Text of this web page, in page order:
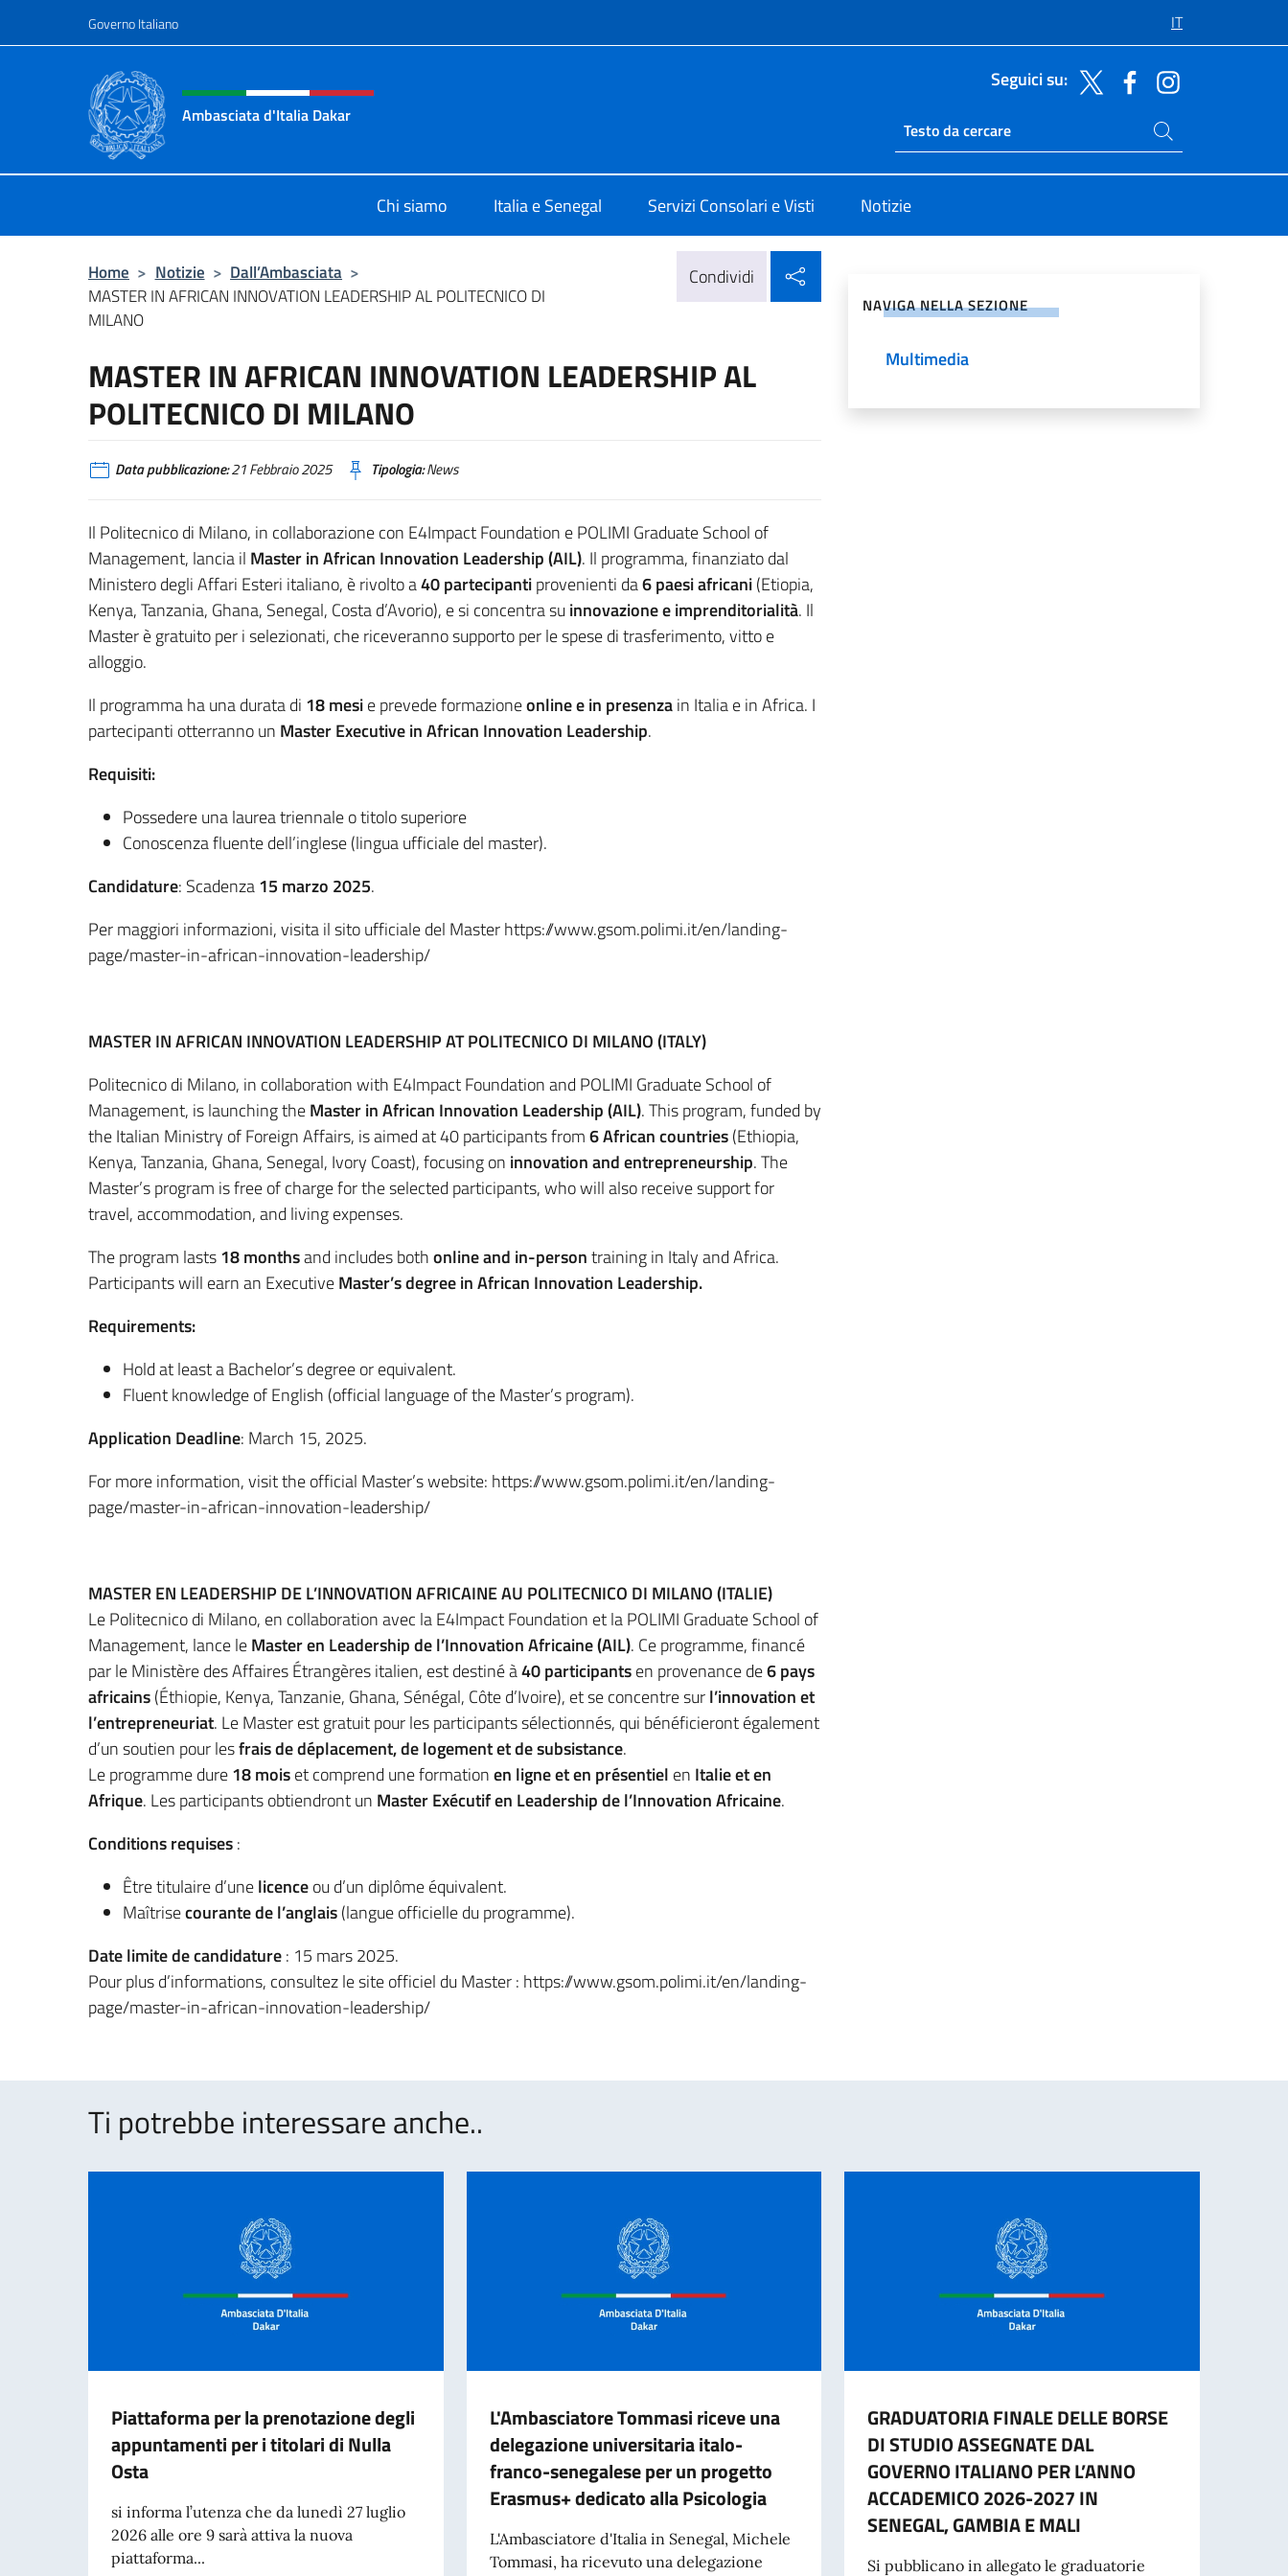
Governo Italiano IT
Intestazione sito, social e menù
Ambasciata d'Italia Dakar
Seguici su:
Ricerca sito live
Cerca nel sito
Chi siamo Italia e Senegal Servizi Consolari e Visti Notizie
Home > Notizie > Dall’Ambasciata >
MASTER IN AFRICAN INNOVATION LEADERSHIP AL POLITECNICO DI
MILANO
Condividi
MASTER IN AFRICAN INNOVATION LEADERSHIP AL
POLITECNICO DI MILANO
Data pubblicazione:21 Febbraio 2025 Tipologia:News
Il Politecnico di Milano, in collaborazione con E4Impact Foundation e POLIMI Graduate School of
Management, lancia il Master in African Innovation Leadership (AIL). Il programma, finanziato dal
Ministero degli Affari Esteri italiano, è rivolto a40 partecipantiprovenienti da6 paesi africani(Etiopia,
Kenya, Tanzania, Ghana, Senegal, Costa d’Avorio), e si concentra su innovazione e imprenditorialità. Il
Master è gratuito per i selezionati, che riceveranno supporto per le spese di trasferimento, vitto e
alloggio.
Il programma ha una durata di 18 mesie prevede formazioneonline e in presenzain Italia e in Africa. I
partecipanti otterranno un Master Executive in African Innovation Leadership.
Requisiti:
Possedere una laurea triennale o titolo superiore
Conoscenza fluente dell’inglese (lingua ufficiale del master).
Candidature: Scadenza15 marzo 2025.
Per maggiori informazioni, visita il sito ufficiale del Master https://www.gsom.polimi.it/en/landing-
page/master-in-african-innovation-leadership/
MASTER IN AFRICAN INNOVATION LEADERSHIP AT POLITECNICO DI MILANO (ITALY)
Politecnico di Milano, in collaboration with E4Impact Foundation and POLIMI Graduate School of
Management, is launching theMaster in African Innovation Leadership (AIL). This program, funded by
the Italian Ministry of Foreign Affairs, is aimed at 40 participants from6 African countries(Ethiopia,
Kenya, Tanzania, Ghana, Senegal, Ivory Coast), focusing on innovation and entrepreneurship. The
Master’s program is free of charge for the selected participants, who will also receive support for
travel, accommodation, and living expenses.
The program lasts18 monthsand includes bothonline and in-persontraining in Italy and Africa.
Participants will earn an ExecutiveMaster’s degree in African Innovation Leadership.
Requirements:
Hold at least a Bachelor’s degree or equivalent.
Fluent knowledge of English (official language of the Master’s program).
Application Deadline: March 15, 2025.
For more information, visit the official Master’s website: https://www.gsom.polimi.it/en/landing-
page/master-in-african-innovation-leadership/
MASTER EN LEADERSHIP DE L’INNOVATION AFRICAINE AU POLITECNICO DI MILANO (ITALIE)
Le Politecnico di Milano, en collaboration avec la E4Impact Foundation et la POLIMI Graduate School of
Management, lance leMaster en Leadership de l’Innovation Africaine (AIL). Ce programme, financé
par le Ministère des Affaires Étrangères italien, est destiné à40 participantsen provenance de6 pays
africains(Éthiopie, Kenya, Tanzanie, Ghana, Sénégal, Côte d’Ivoire), et se concentre surl’innovation et
l’entrepreneuriat. Le Master est gratuit pour les participants sélectionnés, qui bénéficieront également
d’un soutien pour lesfrais de déplacement, de logement et de subsistance.
Le programme dure18 moiset comprend une formationen ligne et en présentiel en Italie et en
Afrique. Les participants obtiendront un Master Exécutif en Leadership de l’Innovation Africaine.
Conditions requises:
Être titulaire d’unelicenceou d’un diplôme équivalent.
Maîtrisecourante de l’anglais(langue officielle du programme).
Date limite de candidature: 15 mars 2025.
Pour plus d’informations, consultez le site officiel du Master : https://www.gsom.polimi.it/en/landing-
page/master-in-african-innovation-leadership/
NAVIGA NELLA SEZIONE
Multimedia
Ti potrebbe interessare anche..
Piattaforma per la prenotazione degli
appuntamenti per i titolari di Nulla
Osta
si informa l’utenza che da lunedì 27 luglio
2026 alle ore 9 sarà attiva la nuova
piattaforma...
L'Ambasciatore Tommasi riceve una
delegazione universitaria italo-
franco-senegalese per un progetto
Erasmus+ dedicato alla Psicologia
L'Ambasciatore d'Italia in Senegal, Michele
Tommasi, ha ricevuto una delegazione
GRADUATORIA FINALE DELLE BORSE
DI STUDIO ASSEGNATE DAL
GOVERNO ITALIANO PER L’ANNO
ACCADEMICO 2026-2027 IN
SENEGAL, GAMBIA E MALI
Si pubblicano in allegato le graduatorie